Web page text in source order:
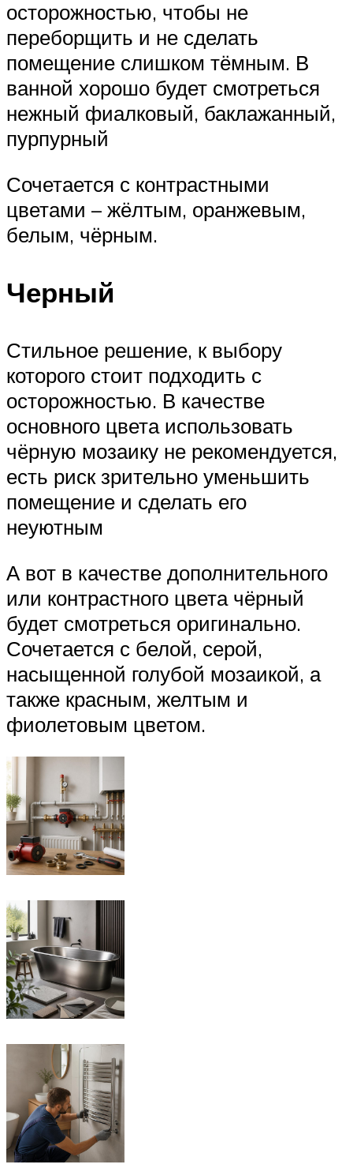
осторожностью, чтобы не
переборщить и не сделать
помещение слишком тёмным. В
ванной хорошо будет смотреться
нежный фиалковый, баклажанный,
пурпурный
Сочетается с контрастными
цветами – жёлтым, оранжевым,
белым, чёрным.
Черный
Стильное решение, к выбору
которого стоит подходить с
осторожностью. В качестве
основного цвета использовать
чёрную мозаику не рекомендуется,
есть риск зрительно уменьшить
помещение и сделать его
неуютным
А вот в качестве дополнительного
или контрастного цвета чёрный
будет смотреться оригинально.
Сочетается с белой, серой,
насыщенной голубой мозаикой, а
также красным, желтым и
фиолетовым цветом.